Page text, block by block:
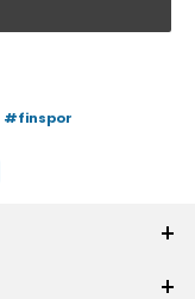
#finspor